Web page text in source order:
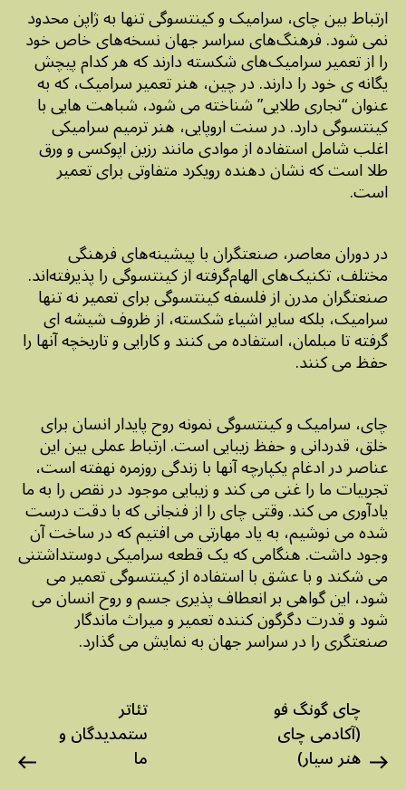
ارتباط بین چای، سرامیک و کینتسوگی تنها به ژاپن محدود
نمی شود. فرهنگ‌های سراسر جهان نسخه‌های خاص خود
را از تعمیر سرامیک‌های شکسته دارند که هر کدام پیچش
یگانه ی خود را دارند. در چین، هنر تعمیر سرامیک، که به
عنوان “نجاری طلایی” شناخته می شود، شباهت هایی با
کینتسوگی دارد. در سنت اروپایی، هنر ترمیم سرامیکی
اغلب شامل استفاده از موادی مانند رزین اپوکسی و ورق
طلا است که نشان دهنده رویکرد متفاوتی برای تعمیر
است.
در دوران معاصر، صنعتگران با پیشینه‌های فرهنگی
مختلف، تکنیک‌های الهام‌گرفته از کینتسوگی را پذیرفته‌اند.
صنعتگران مدرن از فلسفه کینتسوگی برای تعمیر نه تنها
سرامیک، بلکه سایر اشیاء شکسته، از ظروف شیشه ای
گرفته تا مبلمان، استفاده می کنند و کارایی و تاریخچه آنها را
حفظ می کنند.
چای، سرامیک و کینتسوگی نمونه روح پایدار انسان برای
خلق، قدردانی و حفظ زیبایی است. ارتباط عملی بین این
عناصر در ادغام یکپارچه آنها با زندگی روزمره نهفته است،
تجربیات ما را غنی می کند و زیبایی موجود در نقص را به ما
یادآوری می کند. وقتی چای را از فنجانی که با دقت درست
شده می نوشیم، به یاد مهارتی می افتیم که در ساخت آن
وجود داشت. هنگامی که یک قطعه سرامیکی دوستداشتنی
می شکند و با عشق با استفاده از کینتسوگی تعمیر می
شود، این گواهی بر انعطاف پذیری جسم و روح انسان می
شود و قدرت دگرگون کننده تعمیر و میراث ماندگار
صنعتگری را در سراسر جهان به نمایش می گذارد.
چای گونگ فو
(آکادمی چای
هنر سیار)
تئاتر
ستمدیدگان و
ما